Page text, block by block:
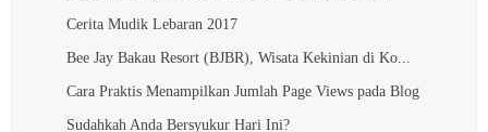
Cerita Mudik Lebaran 2017
Bee Jay Bakau Resort (BJBR), Wisata Kekinian di Ko...
Cara Praktis Menampilkan Jumlah Page Views pada Blog
Sudahkah Anda Bersyukur Hari Ini?